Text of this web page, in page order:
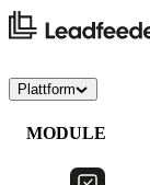
Plattform
MODULE